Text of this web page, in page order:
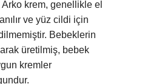
krem, genellikle el
ve yüz cildi için
Bebeklerin
üretilmiş, bebek
kremler